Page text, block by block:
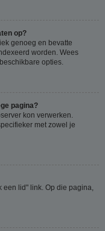
op?
genoeg en bevatte
worden. Wees
opties.
pagina?
kon verwerken.
met zowel je
lid" link. Op die pagina,